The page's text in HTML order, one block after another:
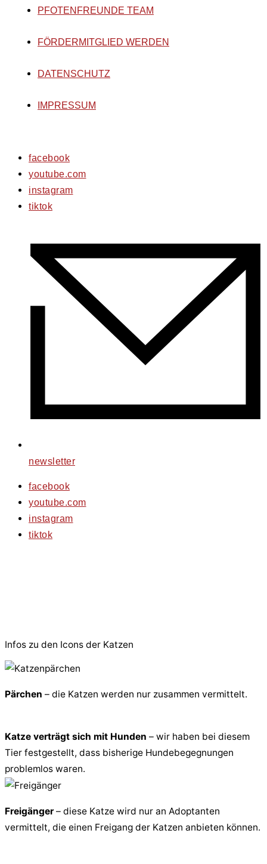
PFOTENFREUNDE TEAM
FÖRDERMITGLIED WERDEN
DATENSCHUTZ
IMPRESSUM
facebook
youtube.com
instagram
tiktok
newsletter
facebook
youtube.com
instagram
tiktok
Infos zu den Icons der Katzen
Pärchen – die Katzen werden nur zusammen vermittelt.
Katze verträgt sich mit Hunden – wir haben bei diesem
Tier festgestellt, dass bisherige Hundebegegnungen
problemlos waren.
Freigänger – diese Katze wird nur an Adoptanten
vermittelt, die einen Freigang der Katzen anbieten können.